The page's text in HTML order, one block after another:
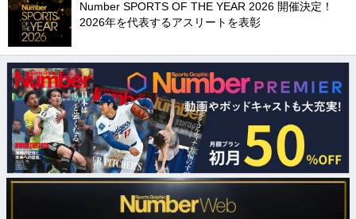
Number SPORTS OF THE YEAR 2026 開催決定！
2026年を代表するアスリートを表彰